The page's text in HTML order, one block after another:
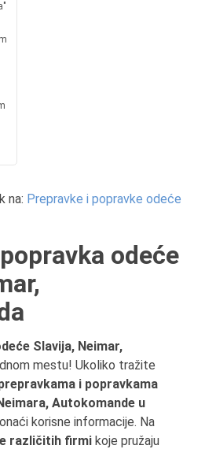
na: Prepravke i popravke odeće
odeće
Slavija, Neimar,
mestu! Ukoliko tražite
i popravkama
Autokomande u
korisne informacije. Na
različitih firmi koje pružaju